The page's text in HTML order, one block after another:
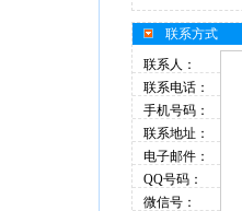
联系方式
联系人：
联系电话：
手机号码：
联系地址：
电子邮件：
QQ号码：
微信号：